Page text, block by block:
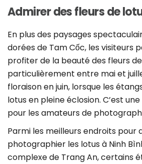
Admirer des fleurs de
En plus des paysages
dorées de Tam Cốc, les visiteurs
profiter de la beauté des fleurs
particulièrement entre mai et
floraison en juin, lorsque les
lotus en pleine éclosion. C’est
pour les amateurs de
Parmi les meilleurs endroits pour
photographier les lotus à Ninh
complexe de Trang An, certains